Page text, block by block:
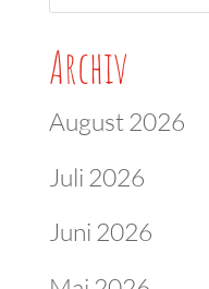
Archiv
August 2026
Juli 2026
Juni 2026